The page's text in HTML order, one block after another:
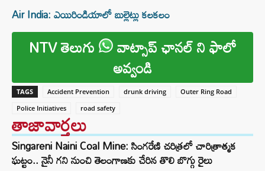
Air India: ఎయిరిండియాలో బుల్లెట్లు కలకలం
NTV తెలుగు వాట్సాప్ ఛానల్ ని ఫాలో
అవ్వండి
TAGS Accident Prevention drunk driving
Outer Ring Road
Police Initiatives
road safety
తాజావార్తలు
Singareni Naini Coal Mine: సింగరేణి చరిత్రలో చారిత్రాత్మక
ఘట్టం.. నైనీ గని నుంచి తెలంగాణకు చేరిన తొలి బొగ్గు రైలు